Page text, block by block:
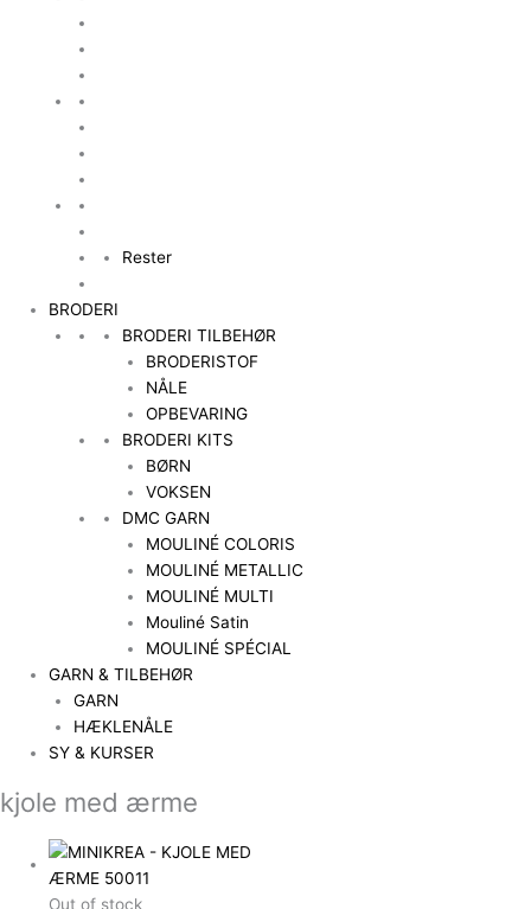
Rester
BRODERI
BRODERI TILBEHØR
BRODERISTOF
NÅLE
OPBEVARING
BRODERI KITS
BØRN
VOKSEN
DMC GARN
MOULINÉ COLORIS
MOULINÉ METALLIC
MOULINÉ MULTI
Mouliné Satin
MOULINÉ SPÉCIAL
GARN & TILBEHØR
GARN
HÆKLENÅLE
SY & KURSER
kjole med ærme
Out of stock